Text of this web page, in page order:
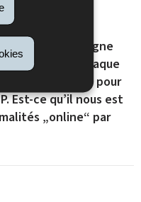
du champagne
France et à chaque
à la douane pour
Est-ce qu’il nous est
„online“ par